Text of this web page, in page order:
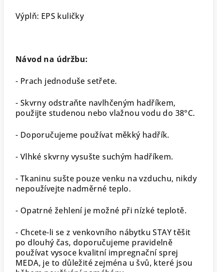
Výplň: EPS kuličky
Návod na údržbu:
- Prach jednoduše setřete.
- Skvrny odstraňte navlhčeným hadříkem,
použijte studenou nebo vlažnou vodu do 38°C.
- Doporučujeme používat měkký hadřík.
- Vlhké skvrny vysušte suchým hadříkem.
- Tkaninu sušte pouze venku na vzduchu, nikdy
nepoužívejte nadměrné teplo.
- Opatrné žehlení je možné při nízké teplotě.
- Chcete-li se z venkovního nábytku STAY těšit
po dlouhý čas, doporučujeme pravidelně
používat vysoce kvalitní impregnační sprej
MEDA, je to důležité zejména u švů, které jsou